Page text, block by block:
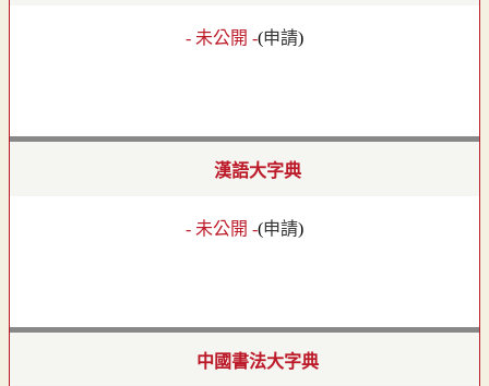
- 未公開 -(申請)
漢語大字典
- 未公開 -(申請)
中國書法大字典